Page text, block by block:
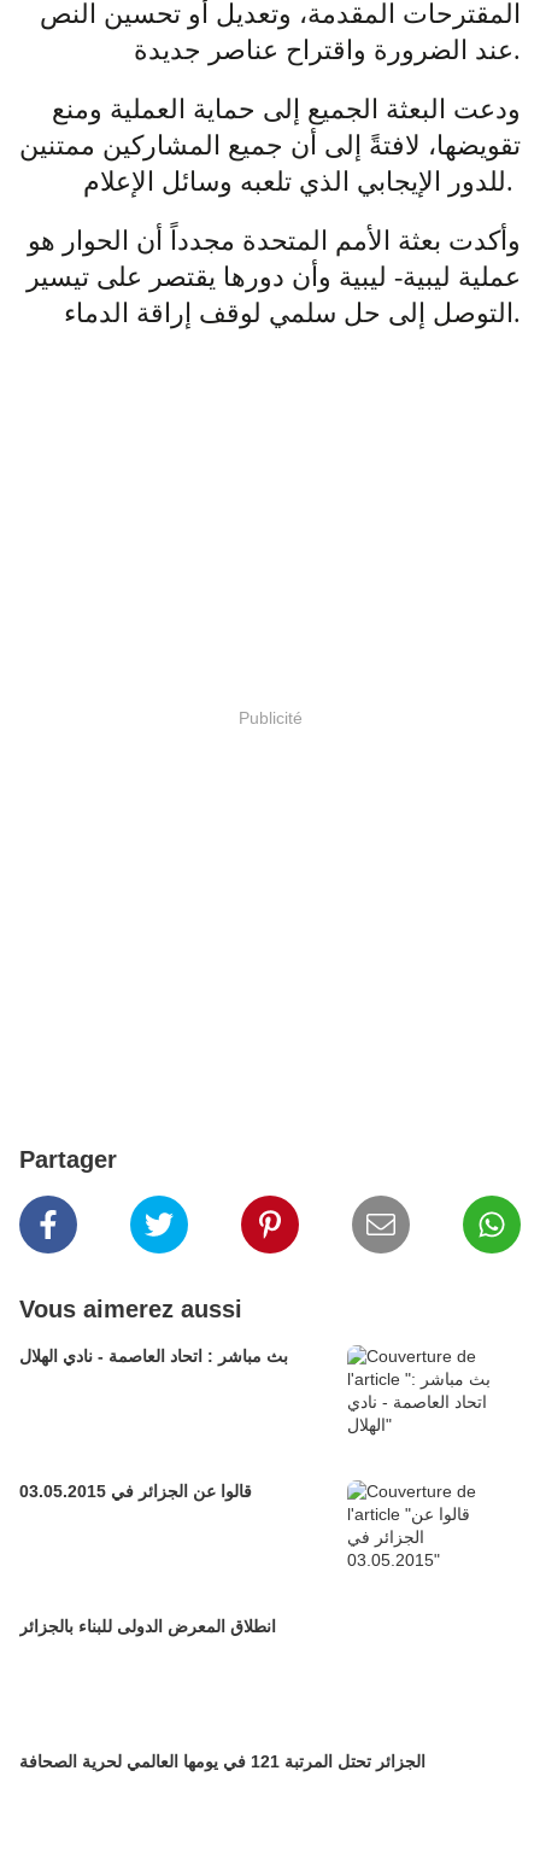
المقترحات المقدمة، وتعديل أو تحسين النص
عند الضرورة واقتراح عناصر جديدة.
ودعت البعثة الجميع إلى حماية العملية ومنع
تقويضها، لافتةً إلى أن جميع المشاركين ممتنين
للدور الإيجابي الذي تلعبه وسائل الإعلام.
وأكدت بعثة الأمم المتحدة مجدداً أن الحوار هو
عملية ليبية- ليبية وأن دورها يقتصر على تيسير
التوصل إلى حل سلمي لوقف إراقة الدماء.
Publicité
Partager
Vous aimerez aussi
بث مباشر : اتحاد العاصمة - نادي الهلال
قالوا عن الجزائر في 03.05.2015
انطلاق المعرض الدولى للبناء بالجزائر
الجزائر تحتل المرتبة 121 في يومها العالمي لحرية الصحافة